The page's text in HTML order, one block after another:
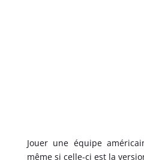
Jouer une équipe
même si celle-ci est la